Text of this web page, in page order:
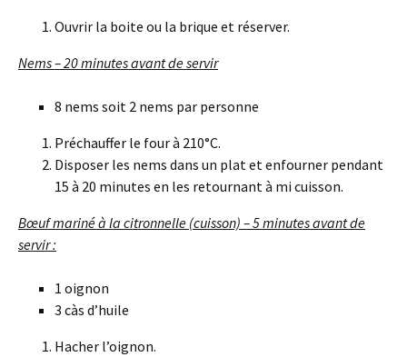
Ouvrir la boite ou la brique et réserver.
Nems – 20 minutes avant de servir
8 nems soit 2 nems par personne
Préchauffer le four à 210°C.
Disposer les nems dans un plat et enfourner pendant
15 à 20 minutes en les retournant à mi cuisson.
Bœuf mariné à la citronnelle (cuisson) – 5 minutes avant de
servir :
1 oignon
3 càs d’huile
Hacher l’oignon.